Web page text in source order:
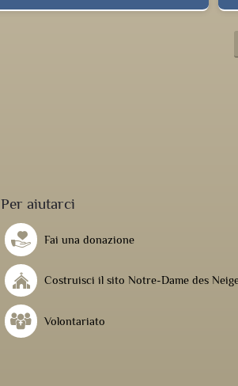
Per aiutarci
Fai una donazione
Costruisci il sito Notre-Dame des
Volontariato